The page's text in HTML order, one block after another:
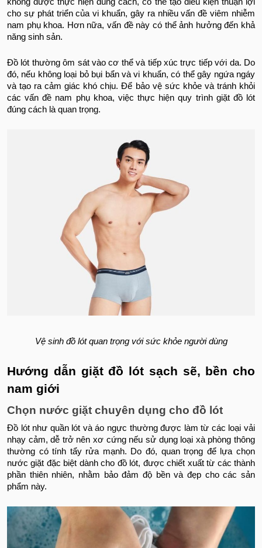
cho sự phát triển của vi khuẩn, gây ra nhiều vấn đề viêm nhiễm
nam phụ khoa. Hơn nữa, vấn đề này có thể ảnh hưởng đến khả
năng sinh sản.
Đồ lót thường ôm sát vào cơ thể và tiếp xúc trực tiếp với da. Do
đó, nếu không loại bỏ bụi bẩn và vi khuẩn, có thể gây ngứa ngáy
và tạo ra cảm giác khó chịu. Để bảo vệ sức khỏe và tránh khỏi
các vấn đề nam phụ khoa, việc thực hiện quy trình giặt đồ lót
đúng cách là quan trọng.
Vệ sinh đồ lót quan trọng với sức khỏe người dùng
Hướng dẫn giặt đồ lót sạch sẽ, bền cho
nam giới
Chọn nước giặt chuyên dụng cho đồ lót
Đồ lót như quần lót và áo ngực thường được làm từ các loại vải
nhạy cảm, dễ trở nên xơ cứng nếu sử dụng loại xà phòng thông
thường có tính tẩy rửa mạnh. Do đó, quan trọng để lựa chọn
nước giặt đặc biệt dành cho đồ lót, được chiết xuất từ các thành
phần thiên nhiên, nhằm bảo đảm độ bền và đẹp cho các sản
phẩm này.